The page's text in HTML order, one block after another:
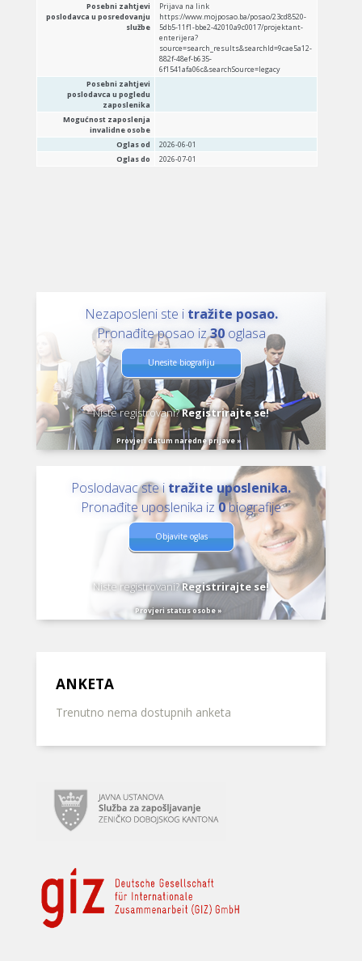
Posebni zahtjevi
poslodavca u posredovanju
službe
Prijava na link
https://www.mojposao.ba/posao/23cd8520-
5db5-11f1-bbe2-42010a9c0017/projektant-
enterijera?
source=search_results&searchId=9cae5a12-
882f-48ef-b635-
6f1541afa06c&searchSource=legacy
Posebni zahtjevi
poslodavca u pogledu
zaposlenika
Mogućnost zaposlenja
invalidne osobe
Oglas od
2026-06-01
Oglas do
2026-07-01
Nezaposleni ste i tražite posao.
Pronađite posao iz30oglasa
Unesite biografiju
Niste registrovani?Registrirajte se!
Provjeri datum naredne prijave »
Poslodavac ste i tražite uposlenika.
Pronađite uposlenika iz 0biografije
Objavite oglas
Niste registrovani?Registrirajte se!
Provjeri status osobe »
ANKETA
Trenutno nema dostupnih anketa